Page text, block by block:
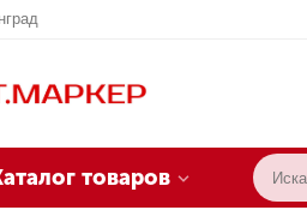
товаров